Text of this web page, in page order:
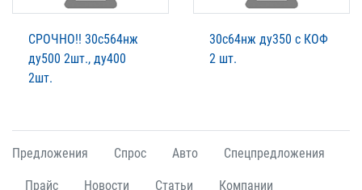
СРОЧНО!! 30с564нж
ду500 2шт., ду400
2шт.
30с64нж ду350 с КОФ
2 шт.
Предложения Спрос Авто Спецпредложения
Прайс Новости Статьи Компании